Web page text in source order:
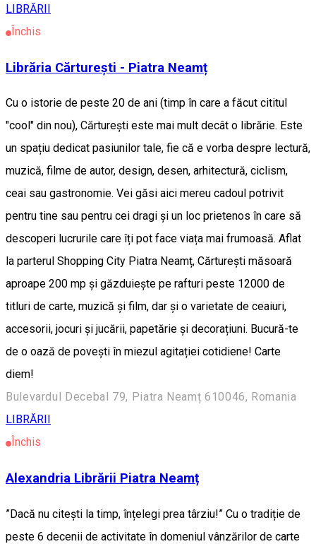
LIBRĂRII
Închis
Librăria Cărturești - Piatra Neamț
Cu o istorie de peste 20 de ani (timp în care a făcut cititul
"cool" din nou), Cărturești este mai mult decât o librărie. Este
un spațiu dedicat pasiunilor tale, fie că e vorba despre lectură,
muzică, filme de autor, design, desen, arhitectură, ciclism,
ceai sau gastronomie. Vei găsi aici mereu cadoul potrivit
pentru tine sau pentru cei dragi și un loc prietenos în care să
descoperi lucrurile care îți pot face viața mai frumoasă. Aflat
la parterul Shopping City Piatra Neamț, Cărturești măsoară
aproape 200 mp și găzduiește pe rafturi peste 12000 de
titluri de carte, muzică și film, dar și o varietate de ceaiuri,
accesorii, jocuri și jucării, papetărie și decorațiuni. Bucură-te
de o oază de povești în miezul agitației cotidiene! Carte
diem!
Bulevardul Decebal 79, Piatra Neamț 610046, Romania
LIBRĂRII
Închis
Alexandria Librării Piatra Neamț
”Dacă nu citești la timp, înțelegi prea târziu!” Cu o tradiție de
peste 6 decenii de activitate în domeniul vânzărilor de carte